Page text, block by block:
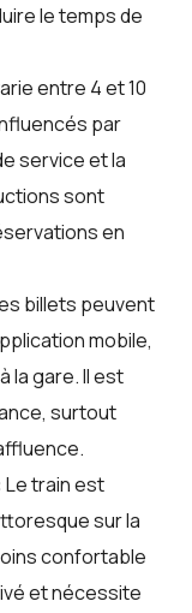
le temps de
entre 4 et 10
par
service et la
sont
en
billets peuvent
mobile,
la gare. Il est
surtout
Le train est
sur la
confortable
et nécessite